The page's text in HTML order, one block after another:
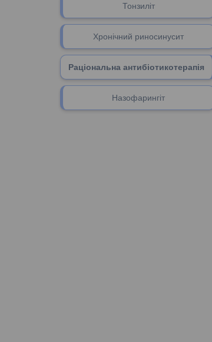
Тонзиліт
Хронічний риносинусит
Раціональна антибіотикотерапія
Назофарингіт